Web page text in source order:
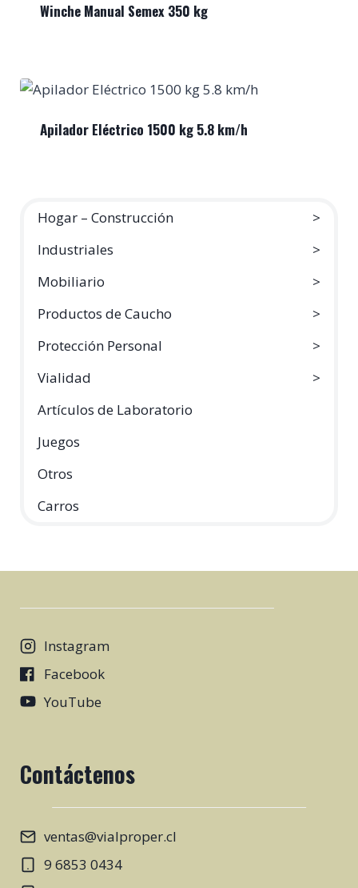
Winche Manual Semex 350 kg
Apilador Eléctrico 1500 kg 5.8 km/h
Hogar – Construcción
Industriales
Mobiliario
Productos de Caucho
Protección Personal
Vialidad
Artículos de Laboratorio
Juegos
Otros
Carros
Instagram
Facebook
YouTube
Contáctenos
ventas@vialproper.cl
9 6853 0434